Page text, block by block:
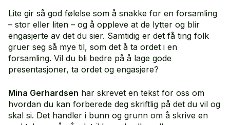
Lite gir så god følelse som å snakke for en forsamling
– stor eller liten – og å oppleve at de lytter og blir
engasjerte av det du sier. Samtidig er det få ting folk
gruer seg så mye til, som det å ta ordet i en
forsamling. Vil du bli bedre på å lage gode
presentasjoner, ta ordet og engasjere?
Mina Gerhardsen har skrevet en tekst for oss om
hvordan du kan forberede deg skriftlig på det du vil og
skal si. Det handler i bunn og grunn om å skrive en